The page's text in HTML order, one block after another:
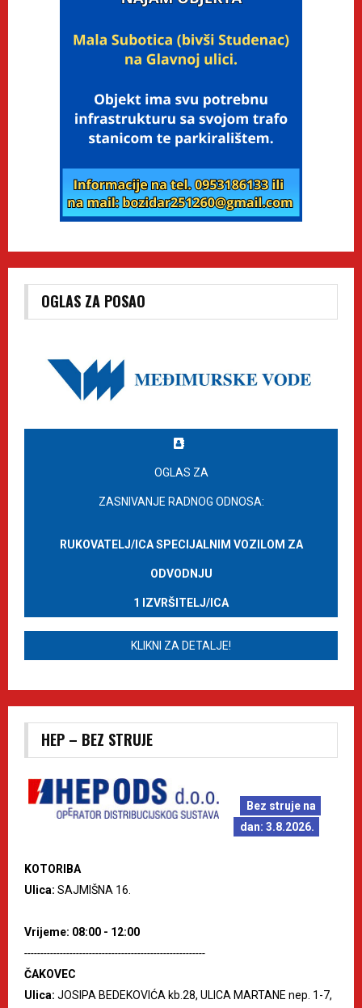
OGLAS ZA POSAO
OGLAS ZA
ZASNIVANJE RADNOG ODNOSA:
RUKOVATELJ/ICA SPECIJALNIM VOZILOM ZA
ODVODNJU
1 IZVRŠITELJ/ICA
KLIKNI ZA DETALJE!
HEP – BEZ STRUJE
Bez struje na
dan: 3.8.2026.
KOTORIBA
Ulica: SAJMIŠNA 16.
Vrijeme: 08:00 - 12:00
--------------------------------------------------------
ČAKOVEC
Ulica: JOSIPA BEDEKOVIĆA kb.28, ULICA MARTANE nep. 1-7,